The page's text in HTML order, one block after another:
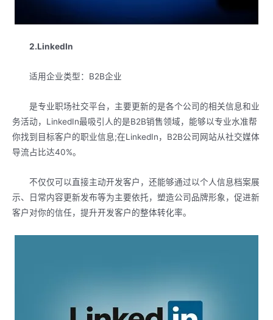
2.LinkedIn
适用企业类型：B2B企业
是专业职场社交平台，主要更新的是各个公司的相关信息和业
务活动，LinkedIn最吸引人的是B2B销售领域，能够以专业水准帮
你找到目标客户的职业信息;在LinkedIn，B2B公司网站从社交媒体
导流占比达40%。
不仅仅可以直接主动开发客户，还能够通过以个人信息档案展
示、日常内容更新发布等为主要依托，塑造公司品牌形象，促进新
客户对你的信任，提升开发客户的整体转化率。